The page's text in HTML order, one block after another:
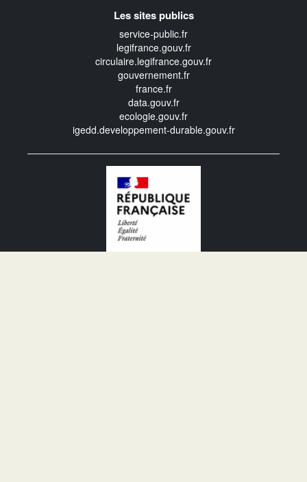
Les sites publics
service-public.fr
legifrance.gouv.fr
circulaire.legifrance.gouv.fr
gouvernement.fr
france.fr
data.gouv.fr
ecologie.gouv.fr
igedd.developpement-durable.gouv.fr